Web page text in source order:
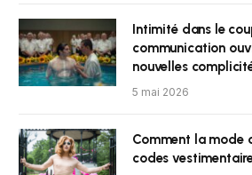
Intimité dans le
communication
nouvelles
5 mai 2026
Comment la mode
codes